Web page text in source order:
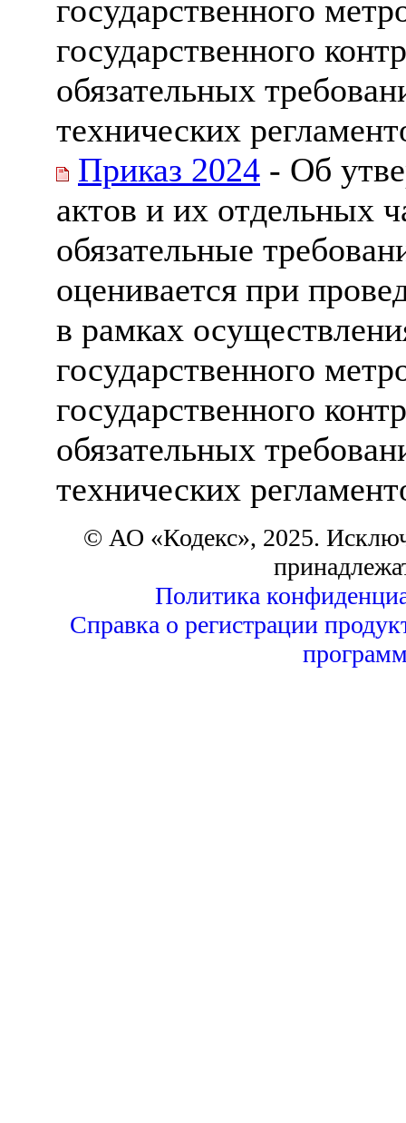
государственного
государственного
обязательных
технических
Приказ 2024 - Об
актов и их отдельных
обязательные
оценивается при
в рамках
государственного
государственного
обязательных
технических
© АО «Кодекс», 2025.
Политика
Справка о регистрации